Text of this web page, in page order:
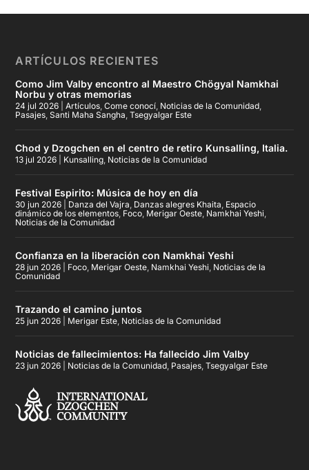
ARTÍCULOS RECIENTES
Como Jim Valby encontro al Maestro Chögyal Namkhai
Norbu y otras memorias
24 jul 2026 |Artículos,Come conocí, Noticias de la Comunidad,
Pasajes,Santi Maha Sangha,Tsegyalgar Este
Chod y Dzogchen en el centro de retiro Kunsalling, Italia.
13 jul 2026 Kunsalling, Noticias de la Comunidad
Festival Espirito: Música de hoy en día
30 jun 2026 Danza del Vajra, Danzas alegres Khaita, Espacio
dinámico de los elementos, Foco, Merigar Oeste, Namkhai Yeshi,
Noticias de la Comunidad
Confianza en la liberación con Namkhai Yeshi
28 jun 2026 Foco, Merigar Oeste, Namkhai Yeshi, Noticias de la
Comunidad
Trazando el camino juntos
25 jun 2026 Merigar Este, Noticias de la Comunidad
Noticias de fallecimientos: Ha fallecido Jim Valby
23 jun 2026 Noticias de la Comunidad, Pasajes,Tsegyalgar Este